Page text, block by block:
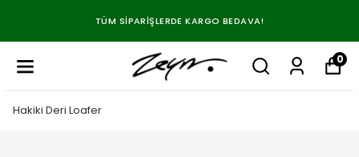
TÜM SIPARIŞLERDE KARGO BEDAVA!
0
Hakiki Deri Loafer